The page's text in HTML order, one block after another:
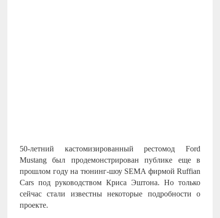
50-летний кастомизированный рестомод Ford
Mustang был продемонстрирован публике еще в
прошлом году на тюнинг-шоу SEMA фирмой Ruffian
Cars под руководством Криса Эштона. Но только
сейчас стали известны некоторые подробности о
проекте.